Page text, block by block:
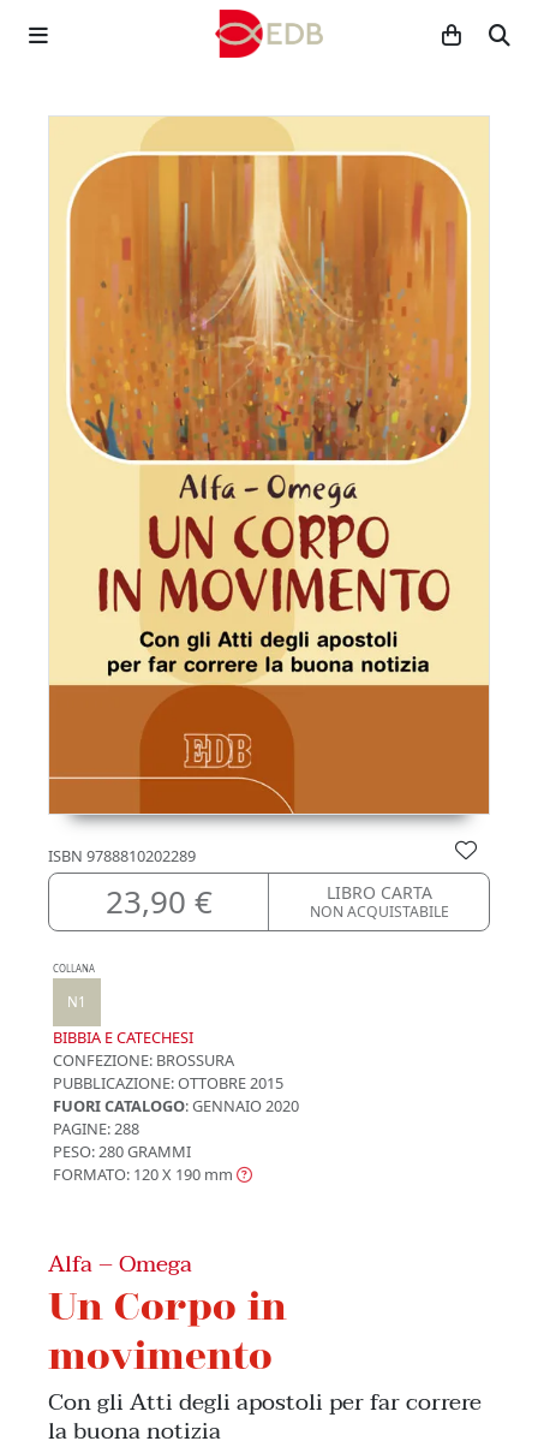
ISBN 9788810202289
23,90 € LIBRO CARTA
NON ACQUISTABILE
COLLANA
N1
BIBBIA E CATECHESI
CONFEZIONE: BROSSURA
PUBBLICAZIONE:OTTOBRE 2015
FUORI CATALOGO: GENNAIO 2020
PAGINE: 288
PESO: 280 GRAMMI
FORMATO: 120 X 190 mm
Alfa – Omega
Un Corpo in
movimento
Con gli Atti degli apostoli per far correre
la buona notizia